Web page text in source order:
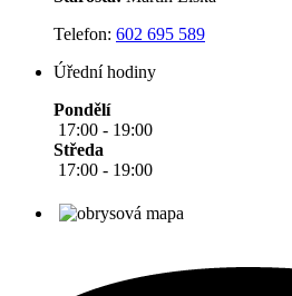
Telefon: 602 695 589
Úřední hodiny
Pondělí
17:00 - 19:00
Středa
17:00 - 19:00